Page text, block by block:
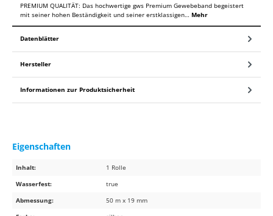
PREMIUM QUALITÄT: Das hochwertige gws Premium Gewebeband begeistert
mit seiner hohen Beständigkeit und seiner erstklassigen… Mehr
Datenblätter
Hersteller
Informationen zur Produktsicherheit
Eigenschaften
Inhalt:
1 Rolle
Wasserfest:
true
Abmessung:
50 m x 19 mm